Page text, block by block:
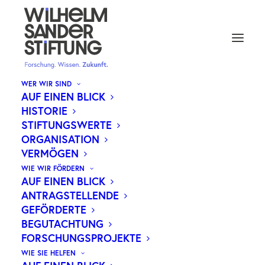
WER WIR SIND
AUF EINEN BLICK
HISTORIE
STIFTUNGSWERTE
ORGANISATION
VERMÖGEN
WIE WIR FÖRDERN
AUF EINEN BLICK
ANTRAGSTELLENDE
GEFÖRDERTE
BEGUTACHTUNG
FORSCHUNGSPROJEKTE
WIE SIE HELFEN
CDK4/6-HEMMER: NEUE
HOFFNUNG BEI DER
BEHANDLUNG VON
DARMKREBS
Forschende des Universitätsklinikums Würzburg